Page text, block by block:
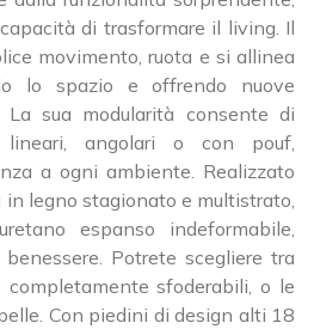
di trasformare il living. Il
movimento, ruota e si allinea
lo spazio e offrendo nuove
sua modularità consente di
lineari, angolari o con pouf,
a ogni ambiente. Realizzato
legno stagionato e multistrato,
espanso indeformabile,
Potrete scegliere tra
sfoderabili, o le
Con piedini di design alti 18